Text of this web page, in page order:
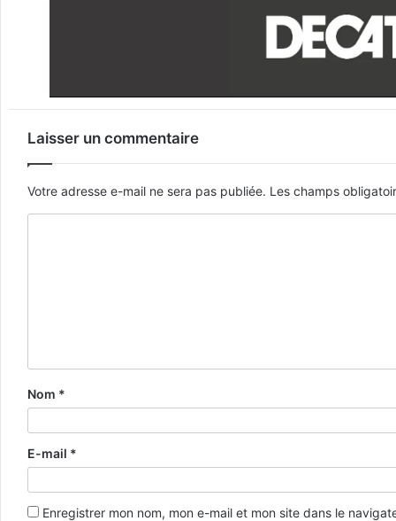
Laisser un commentaire
Votre adresse e-mail ne sera pas publiée. Les champs
Nom *
E-mail *
Enregistrer mon nom, mon e-mail et mon site dans le